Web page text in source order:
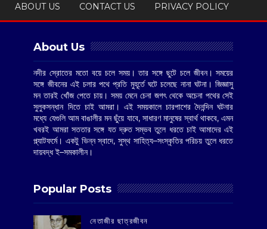
ABOUT US CONTACT US PRIVACY POLICY
About Us
নদীর স্রোতের মতো বয়ে চলে সময়। তার সঙ্গে ছুটে চলে জীবন। সময়ের
সঙ্গে জীবনের এই চলার পথে প্রতি মুহূর্তে ঘটে চলেছে নানা ঘটনা। জিজ্ঞাসু
মন তারই খোঁজ পেতে চায়। সময় মেনে চেনা জগৎ থেকে অচেনা পথের সেই
সুলুকসন্ধান দিতে চাই আমরা। এই সময়কালে চারপাশের দৈনন্দিন ঘটনার
মধ্যে যেগুলি আম বাঙালীর মন ছুঁয়ে যাবে, সাধারণ মানুষের স্বার্থ থাকবে, এমন
খবরই আমরা সততার সঙ্গে যত দ্রুত সম্ভব তুলে ধরতে চাই আমাদের এই
প্ল্যাটফর্মে। একটু ভিন্ন স্বাদে, সুস্থ সাহিত্য–সংস্কৃতির পরিচয় তুলে ধরতে
দায়বদ্ধ ই–সমকালীন।
Popular Posts
‌নেতাজীর ছাত্রজীবন